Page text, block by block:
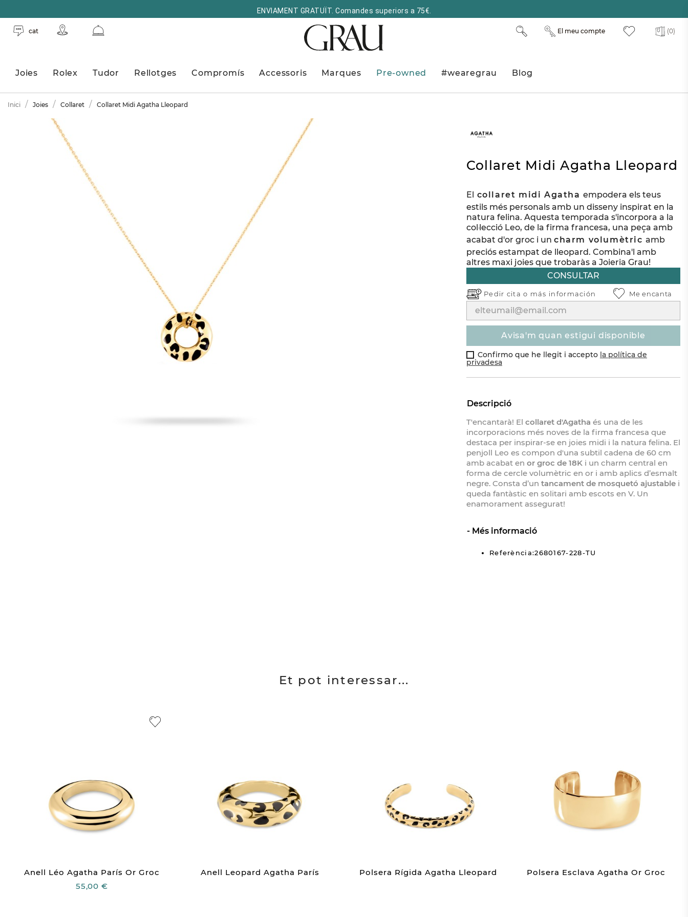
ENVIAMENT GRATUÏT. Comandes superiors a 75€.
cat (0)
El meu compte
Joies Rolex Tudor Rellotges Compromís Accessoris Marques Pre-owned #wearegrau Blog
Inici Joies Collaret Collaret Midi Agatha Lleopard
Collaret Midi Agatha Lleopard
El collaret midi Agathaempodera els teus
estils més personals amb un disseny inspirat en la
natura felina. Aquesta temporada s'incorpora a la
col·lecció Leo, de la firma francesa, una peça amb
acabat d'or groc i un charm volumètricamb
preciós estampat de lleopard. Combina'l amb
altres maxi joies que trobaràs a Joieria Grau!
CONSULTAR
Pedir cita o más información
avisa'm quan estigui disponible
Confirmo que he llegit i accepto la política de
privadesa
Me encanta
Descripció
T'encantarà! El collaret d'Agatha és una de les
incorporacions més noves de la firma francesa que
destaca per inspirar-se en joies midi i la natura felina. El
penjoll Leo es compon d'una subtil cadena de 60 cm
amb acabat en or groc de 18Ki un charm central en
forma de cercle volumètric en or i amb aplics d’esmalt
negre. Consta d’un tancament de mosquetó ajustable i
queda fantàstic en solitari amb escots en V. Un
enamorament assegurat!
Més informació
Referència:2680167-228-TU
Et pot interessar...
Anell Léo Agatha París Or Groc
55,00 €
Anell Leopard Agatha París Polsera Rígida Agatha Lleopard Polsera Esclava Agatha Or Groc